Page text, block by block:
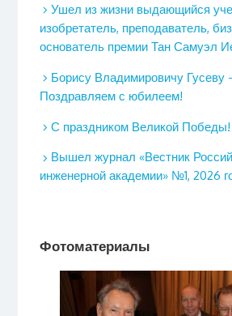
Ушел из жизни выдающийся
изобретатель, преподаватель,
основатель премии Тан Самуэл
Борису Владимировичу Гусеву
Поздравляем с юбилеем!
С праздником Великой Победы!
Вышел журнал «Вестник
инженерной академии» №1, 2026
Фотоматериалы